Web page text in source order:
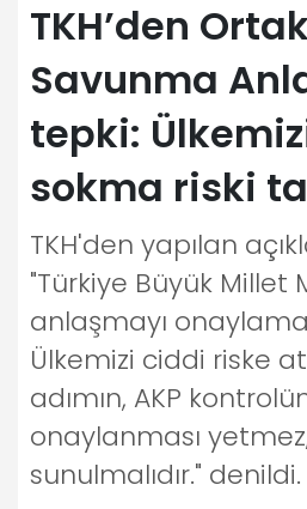
TKH’den Ortak
Savunma
tepki:
sokma riski
TKH'den yapılan
"Türkiye Büyük Millet
anlaşmayı
Ülkemizi ciddi riske
adımın, AKP
onaylanması
sunulmalıdır." denildi.